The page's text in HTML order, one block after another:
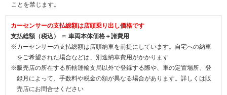
ことを禁じます。
カーセンサーの支払総額は店頭乗り出し価格です
支払総額（税込） ＝ 車両本体価格＋諸費用
※カーセンサーの支払総額は店頭納車を前提にしています。自宅への納車
をご希望された場合などは、別途納車費用がかかります
※販売店の所在する所轄運輸支局以外で登録する際や、車の定置場所、登
録月によって、手数料や税金の額が異なる場合があります。詳しくは販
売店にお問合せください